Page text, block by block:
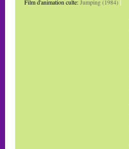
Film d'animation culte:Jumping (1984)